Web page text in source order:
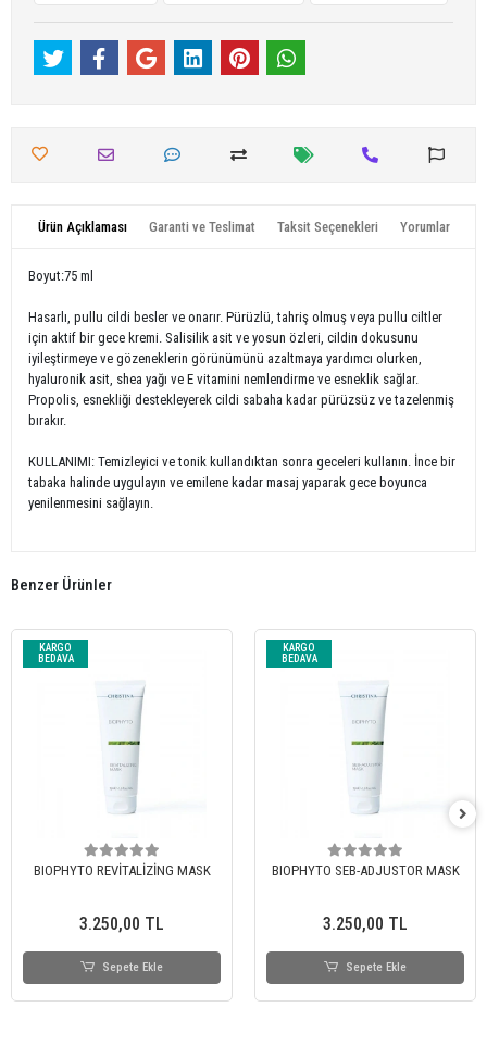
Ürün Açıklaması Garanti ve Teslimat Taksit Seçenekleri Yorumlar
Boyut:75 ml
Hasarlı, pullu cildi besler ve onarır. Pürüzlü, tahriş olmuş veya pullu ciltler
için aktif bir gece kremi. Salisilik asit ve yosun özleri, cildin dokusunu
iyileştirmeye ve gözeneklerin görünümünü azaltmaya yardımcı olurken,
hyaluronik asit, shea yağı ve E vitamini nemlendirme ve esneklik sağlar.
Propolis, esnekliği destekleyerek cildi sabaha kadar pürüzsüz ve tazelenmiş
bırakır.
KULLANIMI: Temizleyici ve tonik kullandıktan sonra geceleri kullanın. İnce bir
tabaka halinde uygulayın ve emilene kadar masaj yaparak gece boyunca
yenilenmesini sağlayın.
Benzer Ürünler
KARGO
BEDAVA
BIOPHYTO REVİTALİZİNG MASK
3.250,00 TL
Sepete Ekle
KARGO
BEDAVA
BIOPHYTO SEB-ADJUSTOR MASK
3.250,00 TL
Sepete Ekle